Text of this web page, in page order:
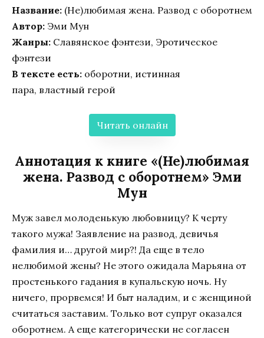
Название: (Не)любимая жена. Развод с оборотнем
Автор: Эми Мун
Жанры: Славянское фэнтези, Эротическое
фэнтези
В тексте есть: оборотни, истинная
пара, властный герой
Читать онлайн
Аннотация к книге «(Не)любимая
жена. Развод с оборотнем» Эми
Мун
Муж завел молоденькую любовницу? К черту
такого мужа! Заявление на развод, девичья
фамилия и… другой мир?! Да еще в тело
нелюбимой жены? Не этого ожидала Марьяна от
простенького гадания в купальскую ночь. Ну
ничего, прорвемся! И быт наладим, и с женщиной
считаться заставим. Только вот супруг оказался
оборотнем. А еще категорически не согласен